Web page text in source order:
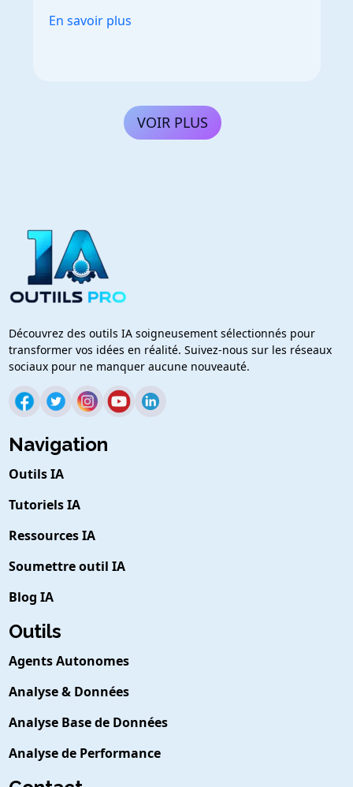
En savoir plus
VOIR PLUS
Découvrez des outils IA soigneusement sélectionnés pour
transformer vos idées en réalité. Suivez-nous sur les réseaux
sociaux pour ne manquer aucune nouveauté.
Navigation
Outils IA
Tutoriels IA
Ressources IA
Soumettre outil IA
Blog IA
Outils
Agents Autonomes
Analyse & Données
Analyse Base de Données
Analyse de Performance